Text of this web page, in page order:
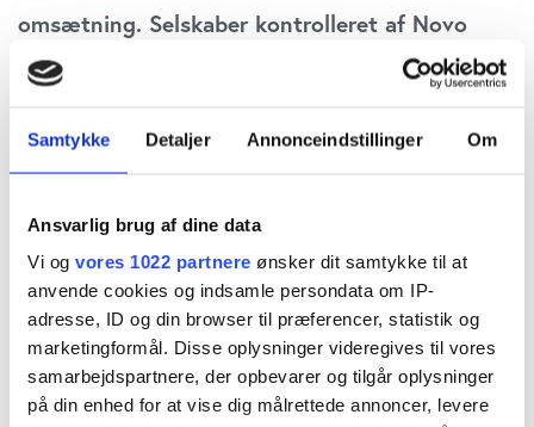
Samtykke Detaljer Annonceindstillinger Om
Ansvarlig brug af dine data
Vi og vores 1022 partnere ønsker dit samtykke til at
anvende cookies og indsamle persondata om IP-
adresse, ID og din browser til præferencer, statistik og
marketingformål. Disse oplysninger videregives til vores
samarbejdspartnere, der opbevarer og tilgår oplysninger
på din enhed for at vise dig målrettede annoncer, levere
omsætning. Selskaber kontrolleret af Novo
Holdings har i 2020 og 2021 indkøbt viden for
mia. kr., som store danske selskaber allerede
A. Sørensen i denne analyse.
Dansk erhvervsliv er midt i en massiv
opkøbsbølge – en bølge som yderligere har fået
fart på i de seneste måneder. Ud af de 29
virksomhedsopkøb til over en milliard kroner